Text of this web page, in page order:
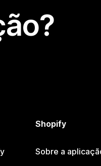
Shopify
Sobre a